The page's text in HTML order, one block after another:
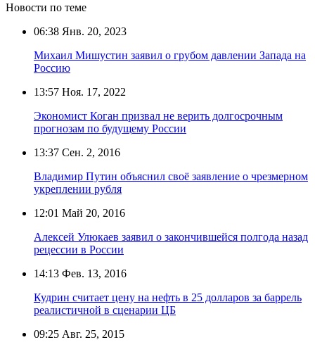
Новости по теме
06:38 Янв. 20, 2023
Михаил Мишустин заявил о грубом давлении Запада на
Россию
13:57 Ноя. 17, 2022
Экономист Коган призвал не верить долгосрочным
прогнозам по будущему России
13:37 Сен. 2, 2016
Владимир Путин объяснил своё заявление о чрезмерном
укреплении рубля
12:01 Май 20, 2016
Алексей Улюкаев заявил о закончившейся полгода назад
рецессии в России
14:13 Фев. 13, 2016
Кудрин считает цену на нефть в 25 долларов за баррель
реалистичной в сценарии ЦБ
09:25 Авг. 25, 2015